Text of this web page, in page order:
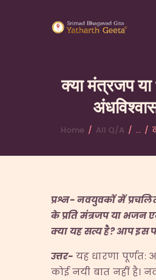
क्या मंत्रजप
Home All Q/A ...
ABOUT YATHARTH
प्रश्न- नवयुवकों में
के प्रति मंत्रजप या भजन
क्या यह सत्य है?आप इस
उत्तर- यह धारणा पूर्णत:
कोई नयी बात नहीं है।